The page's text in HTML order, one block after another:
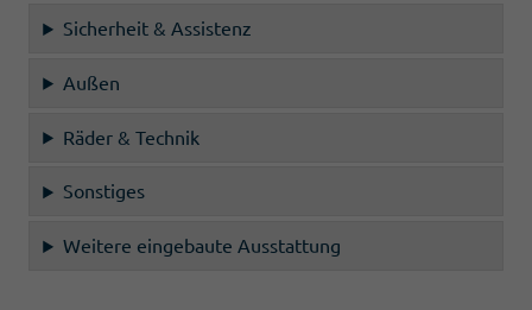
Sicherheit & Assistenz
Außen
Räder & Technik
Sonstiges
Weitere eingebaute Ausstattung